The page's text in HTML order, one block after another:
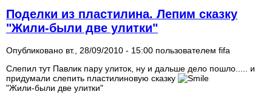
Поделки из пластилина. Лепим сказку
"Жили-были две улитки"
Опубликовано вт., 28/09/2010 - 15:00 пользователем fifa
Слепил тут Павлик пару улиток, ну и дальше дело пошло..... и
придумали слепить пластилиновую сказку
"Жили-были две улитки"